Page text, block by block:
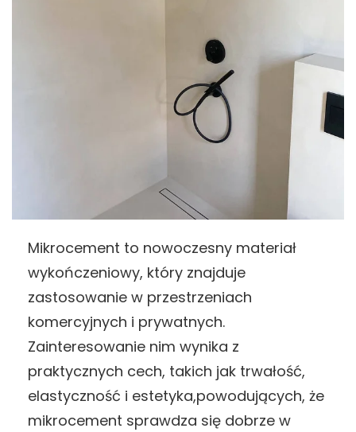
Mikrocement to nowoczesny materiał
wykończeniowy, który znajduje
zastosowanie w przestrzeniach
komercyjnych i prywatnych.
Zainteresowanie nim wynika z
praktycznych cech, takich jak trwałość,
elastyczność i estetyka,powodujących, że
mikrocement sprawdza się dobrze w